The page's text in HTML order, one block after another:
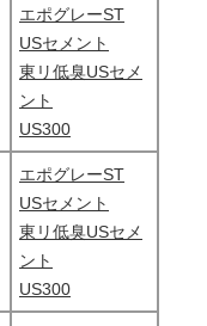
エポグレーST
USセメント
東リ低臭USセメ
ント
US300
エポグレーST
USセメント
東リ低臭USセメ
ント
US300